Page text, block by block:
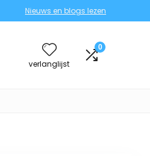
Nieuws en blogs lezen
verlanglijst
0